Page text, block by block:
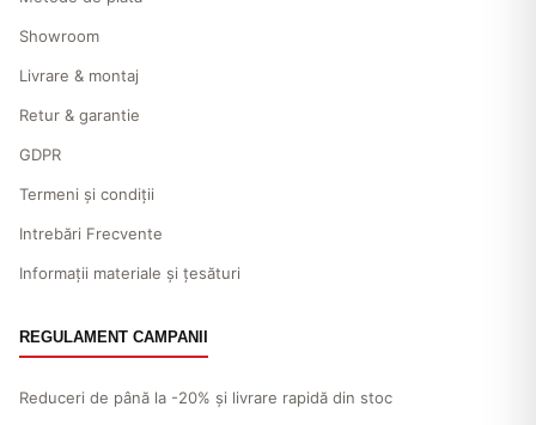
Showroom
Livrare & montaj
Retur & garantie
GDPR
Termeni și condiții
Intrebări Frecvente
Informații materiale și țesături
REGULAMENT CAMPANII
Reduceri de până la -20% și livrare rapidă din stoc